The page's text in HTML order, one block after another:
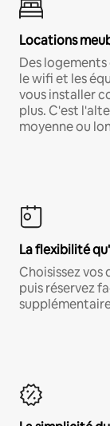
Locations
Des
le wifi et les
vous installer
plus. C'est
moyenne ou
La flexibilité
Choisissez
puis réservez